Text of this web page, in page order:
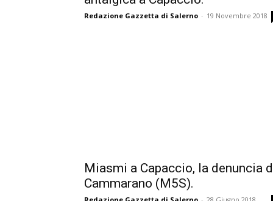
Redazione Gazzetta di Salerno - 19 Novembre 2018
Miasmi a Capaccio, la denuncia
Cammarano (M5S).